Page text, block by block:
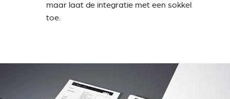
maar laat de integratie met een sokkel
toe.